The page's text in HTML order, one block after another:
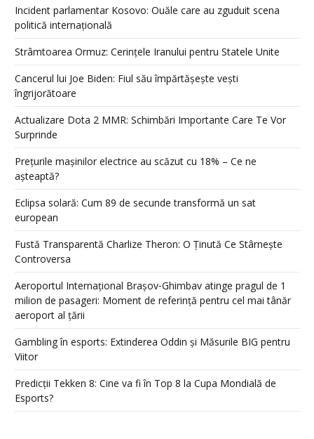
Incident parlamentar Kosovo: Ouăle care au zguduit scena
politică internațională
Strâmtoarea Ormuz: Cerințele Iranului pentru Statele Unite
Cancerul lui Joe Biden: Fiul său împărtășește vești
îngrijorătoare
Actualizare Dota 2 MMR: Schimbări Importante Care Te Vor
Surprinde
Prețurile mașinilor electrice au scăzut cu 18% – Ce ne
așteaptă?
Eclipsa solară: Cum 89 de secunde transformă un sat
european
Fustă Transparentă Charlize Theron: O Ținută Ce Stârnește
Controversa
Aeroportul Internațional Brașov‑Ghimbav atinge pragul de 1
milion de pasageri: Moment de referință pentru cel mai tânăr
aeroport al țării
Gambling în esports: Extinderea Oddin și Măsurile BIG pentru
Viitor
Predicții Tekken 8: Cine va fi în Top 8 la Cupa Mondială de
Esports?